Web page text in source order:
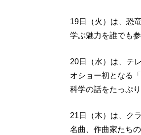
19日（火）は、恐
学ぶ魅力を誰でも
20日（水）は、テ
オショー初となる
科学の話をたっぷり
21日（木）は、ク
名曲、作曲家たち